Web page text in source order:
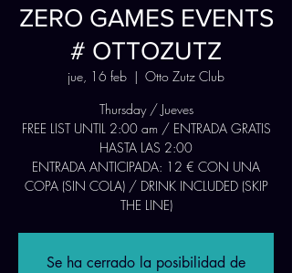
ZERO GAMES EVENTS
# OTTOZUTZ
jue, 16 feb
  |
Otto Zutz Club
Thursday / Jueves
FREE LIST UNTIL 2:00 am / ENTRADA GRATIS
HASTA LAS 2:00
ENTRADA ANTICIPADA: 12 € CON UNA
COPA (SIN COLA) / DRINK INCLUDED (SKIP
THE LINE)
Se ha cerrado la posibilidad de